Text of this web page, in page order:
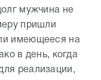
мужчина не
пришли
имеющееся на
в день, когда
реализации,